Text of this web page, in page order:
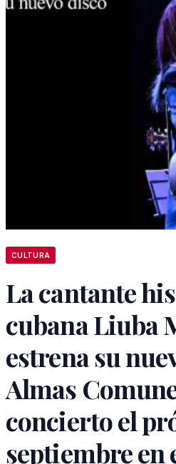
CULTURA
La cantante
cubana Liuba
estrena su
Almas
concierto el
septiembre en